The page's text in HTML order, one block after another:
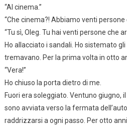
“Al cinema.”
“Che cinema?! Abbiamo venti persone
“Tu sì, Oleg. Tu hai venti persone che
Ho allacciato i sandali. Ho sistemato
tremavano. Per la prima volta in otto
“Vera!”
Ho chiuso la porta dietro di me.
Fuori era soleggiato. Ventuno giugno,
sono avviata verso la fermata
raddrizzarsi a ogni passo. Per otto